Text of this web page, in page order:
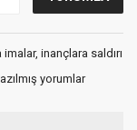
inançlara saldırı
yorumlar